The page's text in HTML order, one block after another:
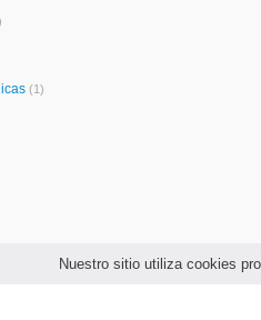
Nuestro sitio utiliza cookies
(1)